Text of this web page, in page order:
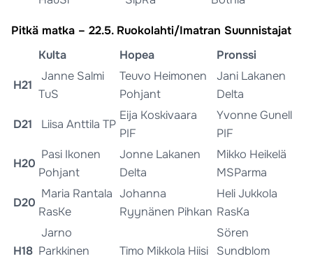
Pitkä matka – 22.5. Ruokolahti/Imatran Suunnistajat
Kulta
Hopea Pronssi
H21
Janne Salmi
TuS
Teuvo Heimonen
Pohjant
Jani Lakanen
Delta
D21 Liisa Anttila TP
Eija Koskivaara
PIF
Yvonne Gunell
PIF
H20
Pasi Ikonen
Pohjant
Jonne Lakanen
Delta
Mikko Heikelä
MSParma
D20
Maria Rantala
RasKe
Johanna
Ryynänen Pihkan
Heli Jukkola
RasKa
H18
Jarno
Parkkinen
Timo Mikkola Hiisi
Sören
Sundblom